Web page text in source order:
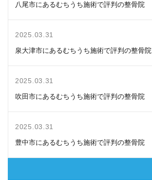
八尾市にあるむちうち施術で評判の整骨院
2025.03.31
泉大津市にあるむちうち施術で評判の整骨院
2025.03.31
吹田市にあるむちうち施術で評判の整骨院
2025.03.31
豊中市にあるむちうち施術で評判の整骨院